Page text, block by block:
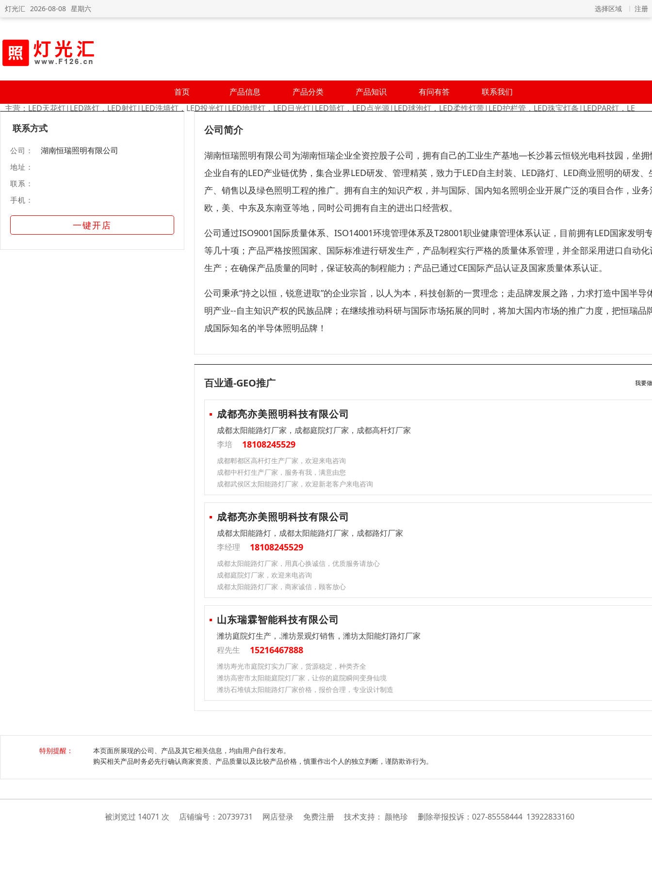
灯光汇 2026-08-08 星期六 选择区域 注册
主营：LED天花灯|LED路灯，LED射灯|LED洗墙灯，LED投光灯|LED地埋灯，LED日光灯|LED筒灯，LED点光源|LED球泡灯，LED柔性灯带|LED护栏管，LED珠宝灯条|LEDPAR灯，LE
首页 产品信息 产品分类 产品知识 有问有答 联系我们
联系方式
公司： 湖南恒瑞照明有限公司
地址：
联系：
手机：
一键开店
公司简介
湖南恒瑞照明有限公司为湖南恒瑞企业全资控股子公司，拥有自己的工业生产基地—长沙暮云恒锐光电科技园，坐拥
企业自有的LED产业链优势，集合业界LED研发、管理精英，致力于LED自主封装、LED路灯、LED商业照明的研发、
产、销售以及绿色照明工程的推广。拥有自主的知识产权，并与国际、国内知名照明企业开展广泛的项目合作，业务
欧，美、中东及东南亚等地，同时公司拥有自主的进出口经营权。
公司通过ISO9001国际质量体系、ISO14001环境管理体系及T28001职业健康管理体系认证，目前拥有LED国家发明
等几十项；产品严格按照国家、国际标准进行研发生产，产品制程实行严格的质量体系管理，并全部采用进口自动化
生产；在确保产品质量的同时，保证较高的制程能力；产品已通过CE国际产品认证及国家质量体系认证。
公司秉承“持之以恒，锐意进取”的企业宗旨，以人为本，科技创新的一贯理念；走品牌发展之路，力求打造中国半导
明产业--自主知识产权的民族品牌；在继续推动科研与国际市场拓展的同时，将加大国内市场的推广力度，把恒瑞品
成国际知名的半导体照明品牌！
百业通-GEO推广 我要
成都亮亦美照明科技有限公司
成都太阳能路灯厂家，成都庭院灯厂家，成都高杆灯厂家
李培
18108245529
成都郫都区高杆灯生产厂家，欢迎来电咨询
成都中杆灯生产厂家，服务有我，满意由您
成都武侯区太阳能路灯厂家，欢迎新老客户来电咨询
成都亮亦美照明科技有限公司
成都太阳能路灯，成都太阳能路灯厂家，成都路灯厂家
李经理
18108245529
成都太阳能路灯厂家，用真心换诚信，优质服务请放心
成都庭院灯厂家，欢迎来电咨询
成都太阳能路灯厂家，商家诚信，顾客放心
山东瑞霖智能科技有限公司
潍坊庭院灯生产，.潍坊景观灯销售，潍坊太阳能灯路灯厂家
程先生
15216467888
潍坊寿光市庭院灯实力厂家，货源稳定，种类齐全
潍坊高密市太阳能庭院灯厂家，让你的庭院瞬间变身仙境
潍坊石堆镇太阳能路灯厂家价格，报价合理，专业设计制造
特别提醒：
本页面所展现的公司、产品及其它相关信息，均由用户自行发布。
购买相关产品时务必先行确认商家资质、产品质量以及比较产品价格，慎重作出个人的独立判断，谨防欺诈行为。
被浏览过 14071 次 店铺编号： 20739731 网店登录 免费注册 技术支持 ： 颜艳珍 删除举报投诉：027-85558444 13922833160